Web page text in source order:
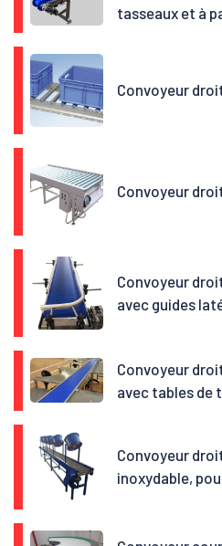
tasseaux et à
Convoyeur
Convoyeur
Convoyeur
avec guides
Convoyeur
avec tables de
Convoyeur
inoxydable,